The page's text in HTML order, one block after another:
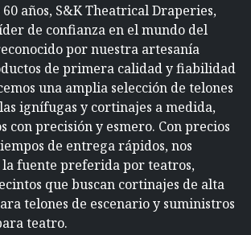
años, S&K Theatrical Draperies,
de confianza en el mundo del
por nuestra artesanía
de primera calidad y fiabilidad
una amplia selección de telones
ignífugas y cortinajes a medida,
con precisión y esmero. Con precios
de entrega rápidos, nos
fuente preferida por teatros,
que buscan cortinajes de alta
telones de escenario y suministros
teatro.